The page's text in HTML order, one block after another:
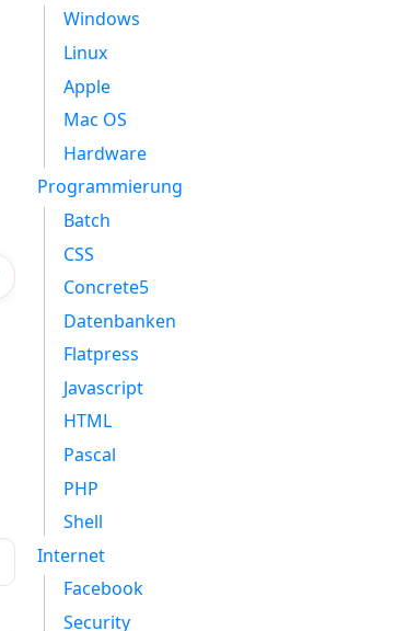
Windows
Linux
Apple
Mac OS
Hardware
Programmierung
Batch
CSS
Concrete5
Datenbanken
Flatpress
Javascript
HTML
Pascal
PHP
Shell
Internet
Facebook
Security